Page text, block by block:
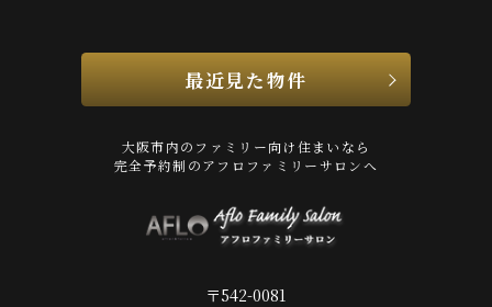
最近見た物件
大阪市内のファミリー向け住まいなら
完全予約制のアフロファミリーサロンへ
〒542-0081